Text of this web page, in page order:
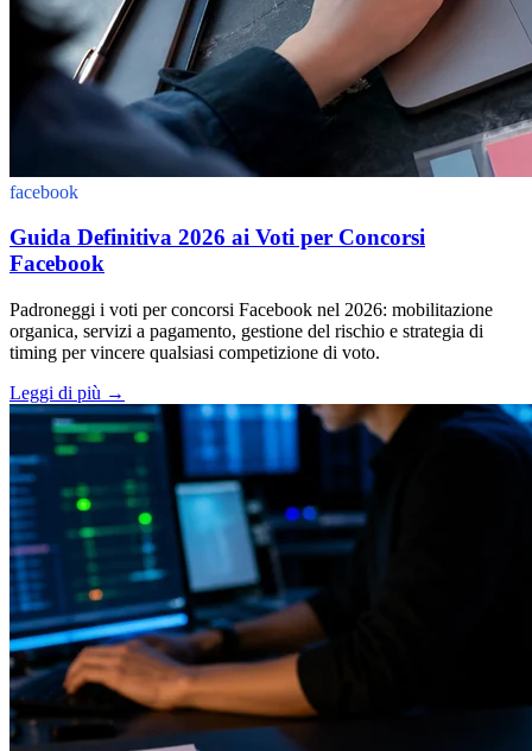
facebook
Guida Definitiva 2026 ai Voti per Concorsi
Facebook
Padroneggi i voti per concorsi Facebook nel 2026: mobilitazione
organica, servizi a pagamento, gestione del rischio e strategia di
timing per vincere qualsiasi competizione di voto.
Leggi di più →